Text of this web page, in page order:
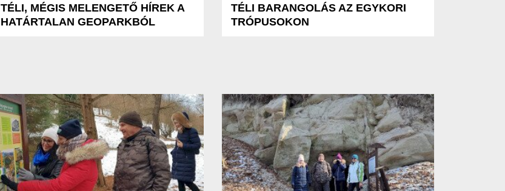
TÉLI, MÉGIS MELENGETŐ HÍREK A
HATÁRTALAN GEOPARKBÓL
TÉLI BARANGOLÁS AZ EGYKORI
TRÓPUSOKON